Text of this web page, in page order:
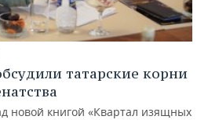
татарские корни
новой книгой «Квартал изящных